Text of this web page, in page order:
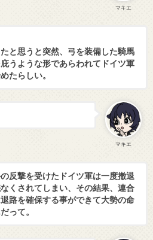
マキエ
と思うと突然、弓を装備した騎馬
うような形であらわれてドイツ軍
たらしい。
マキエ
反撃を受けたドイツ軍は一度撤退
くされてしまい、その結果、連合
路を確保する事ができて大勢の命
って。